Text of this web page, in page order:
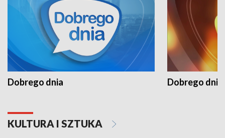
Dobrego dnia Dobrego dnia
KULTURA I SZTUKA